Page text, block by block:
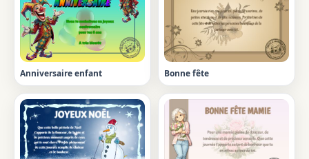
Anniversaire enfant Bonne fête